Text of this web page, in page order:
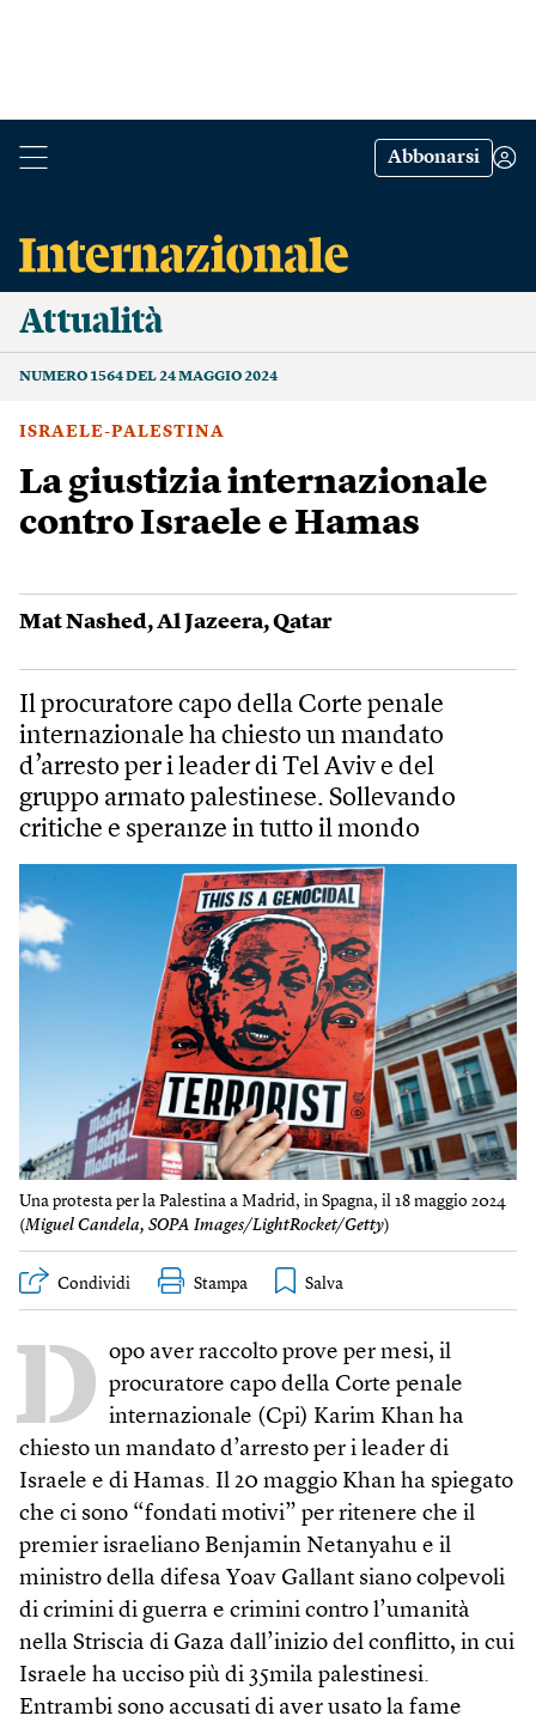
Abbonarsi
Attualità
NUMERO 1564 DEL 24 MAGGIO 2024
ISRAELE-PALESTINA
La giustizia internazionale
contro Israele e Hamas
Mat Nashed,Al Jazeera,Qatar
Il procuratore capo della Corte penale
internazionale ha chiesto un mandato
d’arresto per i leader di Tel Aviv e del
gruppo armato palestinese. Sollevando
critiche e speranze in tutto il mondo
Una protesta per la Palestina a Madrid, in Spagna, il 18 maggio 2024
(Miguel Candela, SOPA Images/LightRocket/Getty)
Condividi Stampa
D opo aver raccolto prove per mesi, il
procuratore capo della Corte penale
internazionale (Cpi) Karim Khan ha
chiesto un mandato d’arresto per i leader di
Israele e di Hamas. Il 20 maggio Khan ha spiegato
che ci sono “fondati motivi” per ritenere che il
premier israeliano Benjamin Netanyahu e il
ministro della difesa Yoav Gallant siano colpevoli
di crimini di guerra e crimini contro l’umanità
nella Striscia di Gaza dall’inizio del conflitto, in cui
Israele ha ucciso più di 35mila palestinesi.
Entrambi sono accusati di aver usato la fame